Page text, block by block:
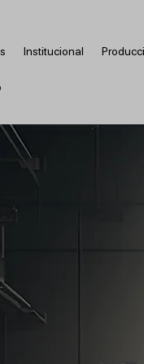
Institucional